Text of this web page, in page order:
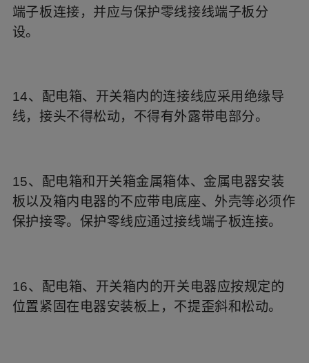
端子板连接，并应与保护零线接线端子板分
设。
14、配电箱、开关箱内的连接线应采用绝缘导
线，接头不得松动，不得有外露带电部分。
15、配电箱和开关箱金属箱体、金属电器安装
板以及箱内电器的不应带电底座、外壳等必须作
保护接零。保护零线应通过接线端子板连接。
16、配电箱、开关箱内的开关电器应按规定的
位置紧固在电器安装板上，不提歪斜和松动。